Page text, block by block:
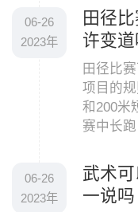
持一定
06-26
2023年
田径
许变
田径比
项目的
和200米
赛中长
些比赛
06-26
2023年
武术
一说吗